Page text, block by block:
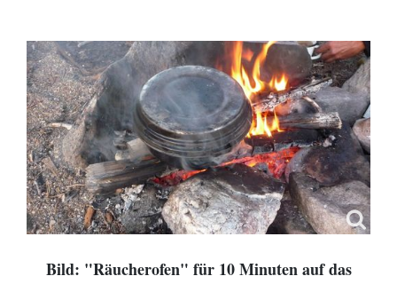
Bild: "Räucherofen" für 10 Minuten auf das